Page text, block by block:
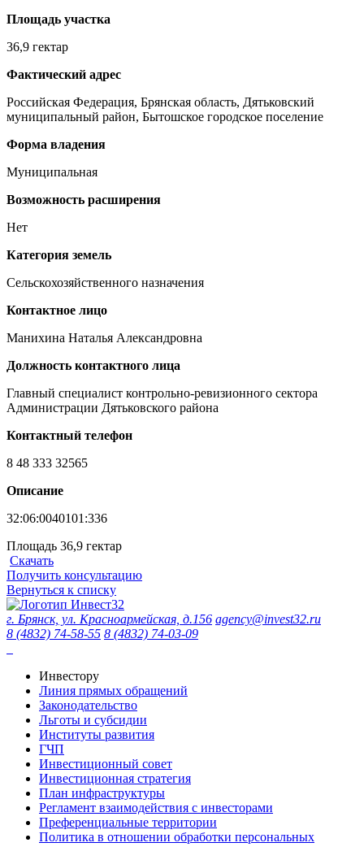
Площадь участка
36,9 гектар
Фактический адрес
Российская Федерация, Брянская область, Дятьковский
муниципальный район, Бытошское городское поселение
Форма владения
Муниципальная
Возможность расширения
Нет
Категория земель
Сельскохозяйственного назначения
Контактное лицо
Манихина Наталья Александровна
Должность контактного лица
Главный специалист контрольно-ревизионного сектора
Администрации Дятьковского района
Контактный телефон
8 48 333 32565
Описание
32:06:0040101:336
Площадь 36,9 гектар
Скачать
Получить консультацию
Вернуться к списку
г. Брянск, ул. Красноармейская, д.156 agency@invest32.ru
8 (4832) 74-58-55 8 (4832) 74-03-09
Инвестору
Линия прямых обращений
Законодательство
Льготы и субсидии
Институты развития
ГЧП
Инвестиционный совет
Инвестиционная стратегия
План инфраструктуры
Регламент взаимодействия с инвесторами
Преференциальные территории
Политика в отношении обработки персональных